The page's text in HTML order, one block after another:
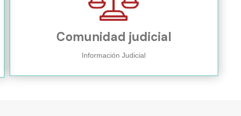
Comunidad judicial
Información Judicial